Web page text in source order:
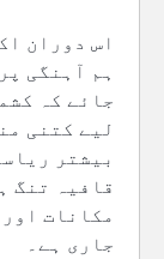
اس دوران
ہم آہنگی
جائے کہ
لیے کتنی
بیشتر
قافیہ تنگ
مکانات
جاری ہے۔